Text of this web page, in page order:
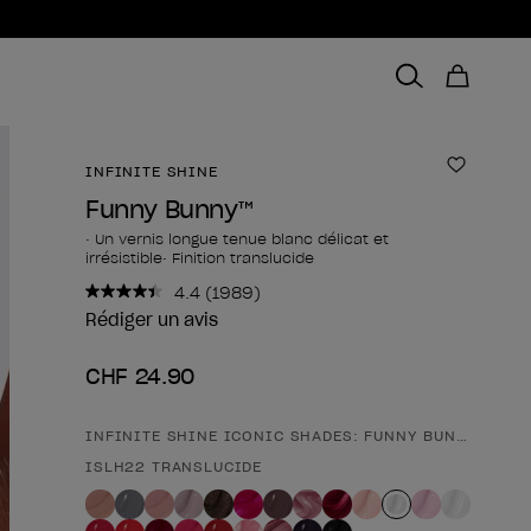
INFINITE SHINE
Funny Bunny™
• Un vernis longue tenue blanc délicat et
irrésistible• Finition translucide
4.4 Lire
1989
page.
(1989)
Rédiger un avis
CHF 24.90
Forme du produit
INFINITE SHINE ICONIC SHADES: FUNNY BUNNY™
ISLH22 TRANSLUCIDE